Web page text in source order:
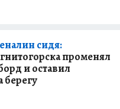
сидя:
променял
и оставил
берегу